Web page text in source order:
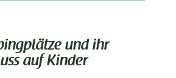
und ihr
auf Kinder